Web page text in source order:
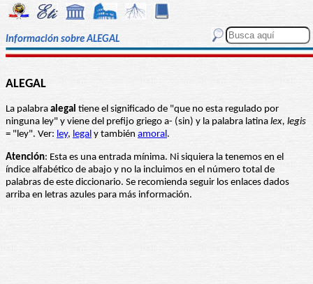
Información sobre ALEGAL
ALEGAL
La palabra alegal tiene el significado de "que no esta regulado por
ninguna ley" y viene del prefijo griego a- (sin) y la palabra latina lex, legis
= "ley". Ver: ley, legal y también amoral.
Atención: Esta es una entrada mínima. Ni siquiera la tenemos en el
índice alfabético de abajo y no la incluimos en el número total de
palabras de este diccionario. Se recomienda seguir los enlaces dados
arriba en letras azules para más información.